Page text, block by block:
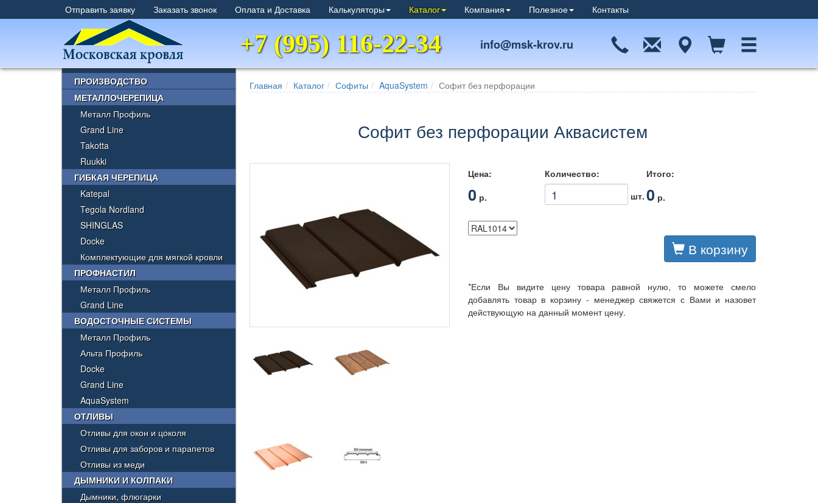
+7 (995) 116-22-34 info@msk-krov.ru
Отправить заявку Заказать звонок Оплата и Доставка Калькуляторы Каталог Компания Полезное Контакты
Главная Каталог Софиты AquaSystem Софит без перфорации
Софит без перфорации Аквасистем
Цена:
0 р.
Количество:
шт.
Итого:
0 р.
В корзину
*Если Вы видите цену товара равной нулю, то можете смело
добавлять товар в корзину - менеджер свяжется с Вами и назовет
действующую на данный момент цену.
ПРОИЗВОДСТВО
МЕТАЛЛОЧЕРЕПИЦА
Металл Профиль
Grand Line
Takotta
Ruukki
ГИБКАЯ ЧЕРЕПИЦА
Katepal
Tegola Nordland
SHINGLAS
Docke
Комплектующие для мягкой кровли
ПРОФНАСТИЛ
Металл Профиль
Grand Line
ВОДОСТОЧНЫЕ СИСТЕМЫ
Металл Профиль
Альта Профиль
Docke
Grand Line
AquaSystem
ОТЛИВЫ
Отливы для окон и цоколя
Отливы для заборов и парапетов
Отливы из меди
ДЫМНИКИ И КОЛПАКИ
Дымники, флюгарки